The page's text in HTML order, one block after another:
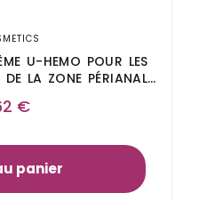
U-HEMO POUR LES
LA ZONE PÉRIANALE
€
panier